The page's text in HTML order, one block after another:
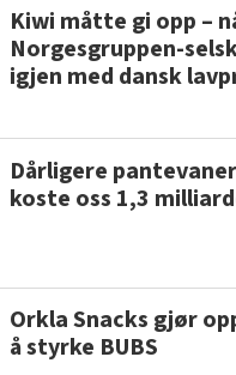
Kiwi måtte gi opp –
Norgesgruppen-
igjen med dansk
Dårligere
koste oss 1,3
Orkla Snacks gjør
å styrke BUBS